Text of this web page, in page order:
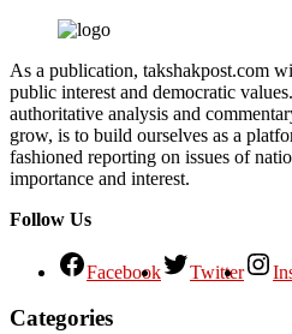
As a publication, takshakpost.com
public interest and democratic
authoritative analysis and
grow, is to build ourselves as a
fashioned reporting on issues of
importance and interest.
Follow Us
Facebook Twitter
Categories